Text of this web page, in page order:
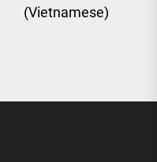
(Vietnamese)